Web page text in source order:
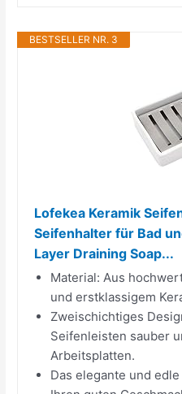
BESTSELLER NR. 3
Lofekea Keramik
Seifenhalter für Bad
Layer Draining Soap...
Material: Aus
und erstklassigem
Zweischichtiges
Seifenleisten sauber
Arbeitsplatten.
Das elegante und